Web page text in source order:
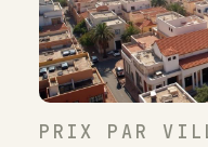
PRIX PAR